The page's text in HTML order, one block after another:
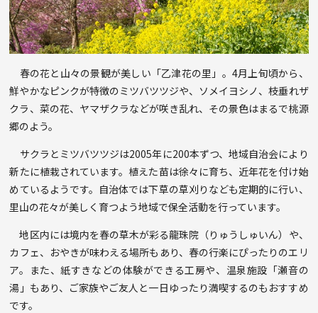
春の花と山々の景観が美しい「乙津花の里」。4月上旬頃から、
鮮やかなピンクが特徴のミツバツツジや、ソメイヨシノ、枝垂れザ
クラ、菜の花、ヤマザクラなどが咲き乱れ、その景色はまるで桃源
郷のよう。
サクラとミツバツツジは2005年に200本ずつ、地域自治会により
新たに植栽されています。植えた苗は徐々に育ち、近年花を付け始
めているようです。自治体では下草の草刈りなども定期的に行い、
里山の花々が美しく育つよう地域で保全活動を行っています。
地区内には境内を春の草木が彩る龍珠院（りゅうしゅいん）や、
カフェ、おやきが味わえる場所もあり、春の行楽にぴったりのエリ
ア。また、紙すきなどの体験ができる工房や、温泉施設「瀬音の
湯」もあり、ご家族やご友人と一日ゆったり満喫するのもおすすめ
です。